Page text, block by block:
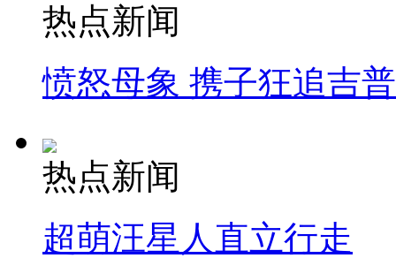
热点新闻
愤怒母象 携子狂追吉
热点新闻
超萌汪星人直立行走